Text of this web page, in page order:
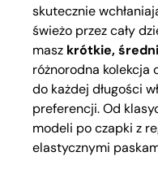
skutecznie
świeżo przez cały
masz krótkie,
różnorodna kolekcja
do każdej długości
preferencji. Od
modeli po czapki z
elastycznymi